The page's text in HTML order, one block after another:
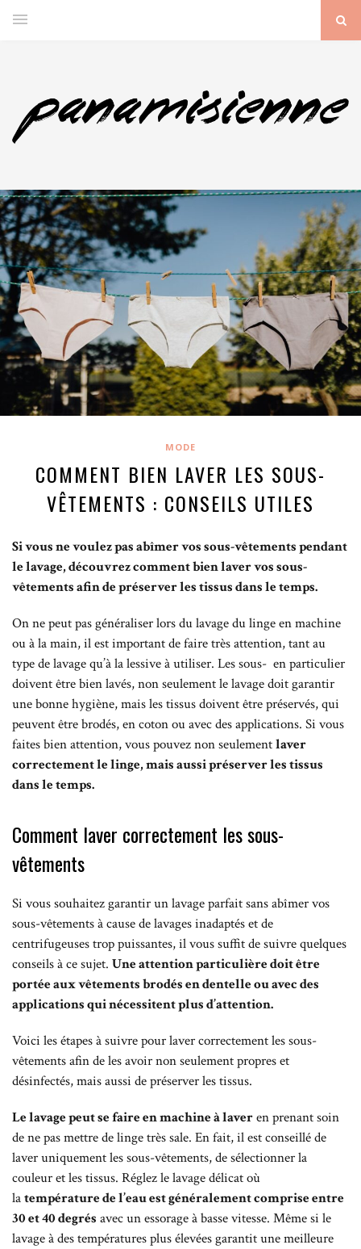
MODE
COMMENT BIEN LAVER LES SOUS-
VÊTEMENTS : CONSEILS UTILES
Si vous ne voulez pas abîmer vos sous-vêtements pendant
le lavage, découvrez comment bien laver vos sous-
vêtements afin de préserver les tissus dans le temps.
On ne peut pas généraliser lors du lavage du linge en machine
ou à la main, il est important de faire très attention, tant au
type de lavage qu’à la lessive à utiliser. Les sous- en particulier
doivent être bien lavés, non seulement le lavage doit garantir
une bonne hygiène, mais les tissus doivent être préservés, qui
peuvent être brodés, en coton ou avec des applications. Si vous
faites bien attention, vous pouvez non seulementlaver
correctement le linge, mais aussi préserver les tissus
dans le temps.
Comment laver correctement les sous-
vêtements
Si vous souhaitez garantir un lavage parfait sans abîmer vos
sous-vêtements à cause de lavages inadaptés et de
centrifugeuses trop puissantes, il vous suffit de suivre quelques
conseils à ce sujet. Une attention particulière doit être
portée aux vêtements brodés en dentelle ou avec des
applications qui nécessitent plus d’attention.
Voici les étapes à suivre pour laver correctement les sous-
vêtements afin de les avoir non seulement propres et
désinfectés, mais aussi de préserver les tissus.
Le lavage peut se faire en machine à laveren prenant soin
de ne pas mettre de linge très sale. En fait, il est conseillé de
laver uniquement les sous-vêtements, de sélectionner la
couleur et les tissus. Réglez le lavage délicat où
latempérature de l’eau est généralement comprise entre
30 et 40 degrés avec un essorage à basse vitesse. Même si le
lavage à des températures plus élevées garantit une meilleure